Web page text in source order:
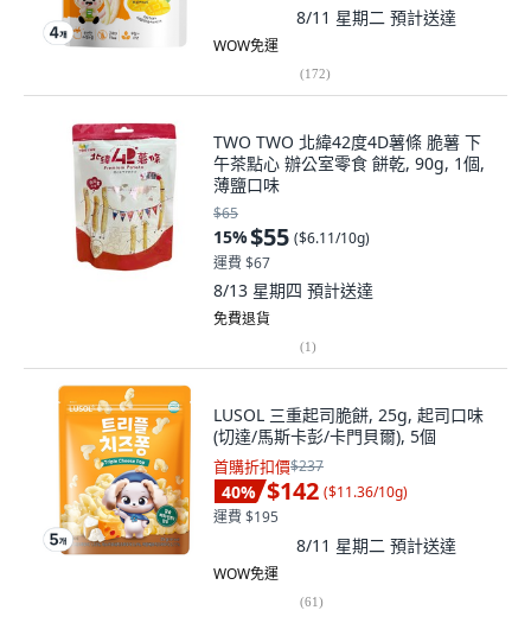
8/11 星期二 預計送達
WOW免運
(172)
TWO TWO 北緯42度4D薯條 脆薯 下
午茶點心 辦公室零食 餅乾, 90g, 1個,
薄鹽口味
$65
15%$55 ($6.11/10g)
運費 $67
8/13 星期四 預計送達
免費退貨
(1)
LUSOL 三重起司脆餅, 25g, 起司口味
(切達/馬斯卡彭/卡門貝爾), 5個
首購折扣價$237
40% $142 ($11.36/10g)
運費 $195
8/11 星期二 預計送達
WOW免運
(61)